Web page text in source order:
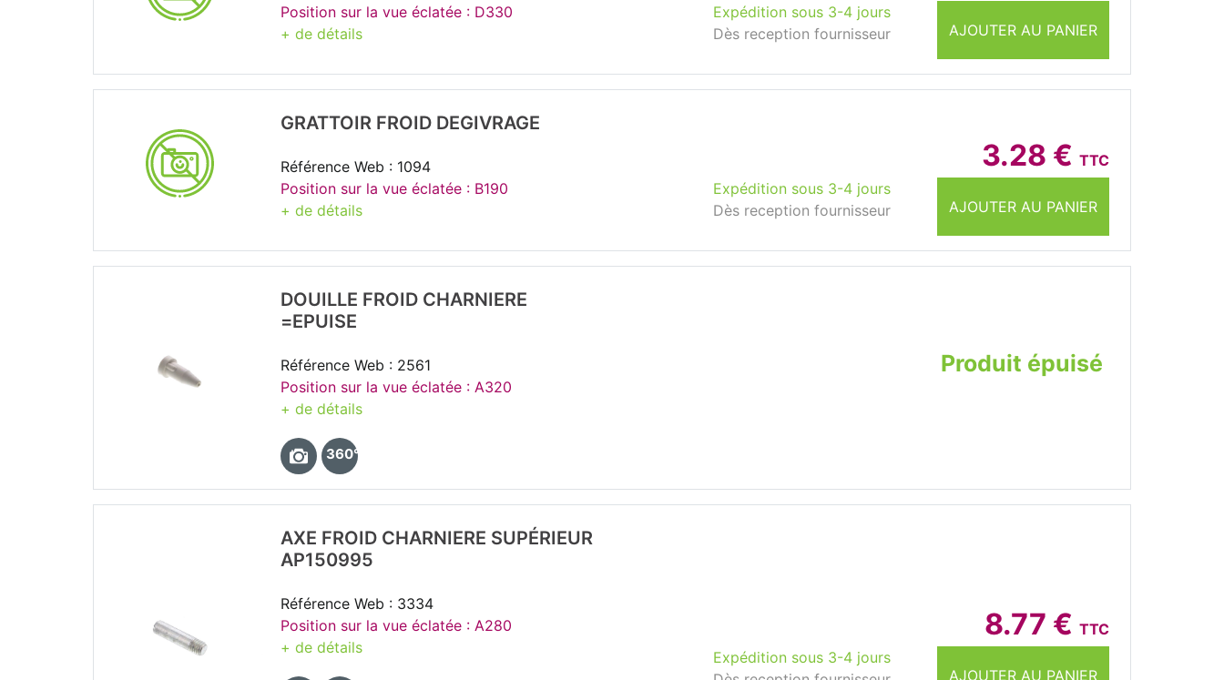
AJOUTER AU PANIER
Expédition sous 3-4 jours
Dès reception fournisseur
Position sur la vue éclatée : D330
+ de détails
3.28 € TTC
AJOUTER AU PANIER
Expédition sous 3-4 jours
Dès reception fournisseur
GRATTOIR FROID DEGIVRAGE
Référence Web : 1094
Position sur la vue éclatée : B190
+ de détails
Produit épuisé
DOUILLE FROID CHARNIERE
=EPUISE
Référence Web : 2561
Position sur la vue éclatée : A320
+ de détails
360°
8.77 € TTC
AJOUTER AU PANIER
Expédition sous 3-4 jours
AXE FROID CHARNIERE SUPÉRIEUR
AP150995
Référence Web : 3334
Position sur la vue éclatée : A280
+ de détails